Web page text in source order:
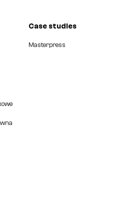
Case studies
Masterpress